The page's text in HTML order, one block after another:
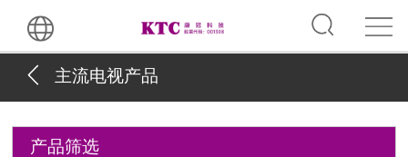
主流电视产品
产品筛选